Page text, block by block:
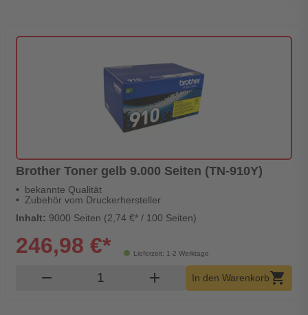
Brother Toner gelb 9.000 Seiten (TN-910Y)
bekannte Qualität
Zubehör vom Druckerhersteller
Inhalt: 9000 Seiten (2,74 €* / 100 Seiten)
Lieferzeit: 1-2 Werktage
246,98 €*
remove Produkt Warenkorb Menge
add In den Warenkorb shopping_cart